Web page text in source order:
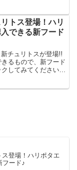
っています20日9月
トス登場！ハリ
できる新フード
チュリトスが登場!!
るもので、新フード
してみてください！
ス登場！ハリポタエ
フード♪